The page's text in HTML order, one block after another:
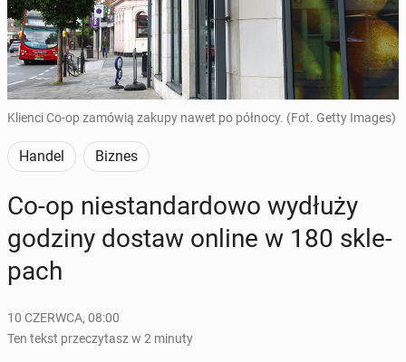
Klienci Co-op zamówią zakupy nawet po północy. (Fot. Getty Images)
Handel Biznes
Co-op nie­stan­dar­do­wo wydłuży
godziny dostaw online w 180 skle­
pach
10 CZERWCA, 08:00
Ten tekst przeczytasz w 2 minuty